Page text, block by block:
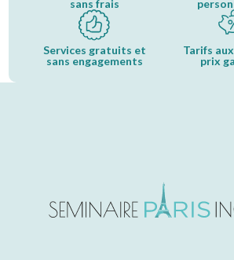
sans frais
Services gratuits et
sans engagements
Tarifs
prix